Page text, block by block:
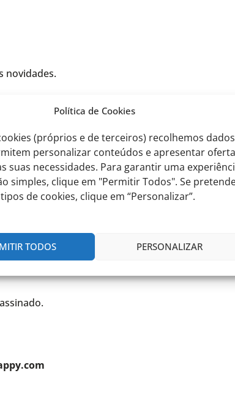
Política de Cookies
(próprios e de terceiros) recolhemos dados
personalizar conteúdos e apresentar
suas necessidades. Para garantir uma
simples, clique em "Permitir Todos". Se
de cookies, clique em “Personalizar”.
TODOS PERSONALIZAR
novidades.
convosco –
uma multiplicidade de funções pedagógicas
têm todas as informações necessárias para
na ótica das famílias: https://
será feita unicamente através deste meio.